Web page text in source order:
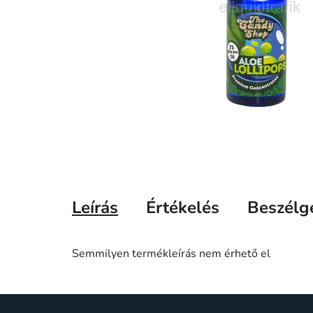
Leírás Értékelés
Semmilyen termékleírás nem érhető el